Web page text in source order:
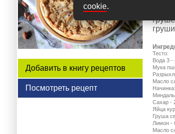
cookie.
Добавить в книгу рецептов
Посмотреть рецепт
Тесто:
Вода 3 -
Мука
Масло
Начинка:
Сахар -
Яйца
Груша
Лимон -
Масло